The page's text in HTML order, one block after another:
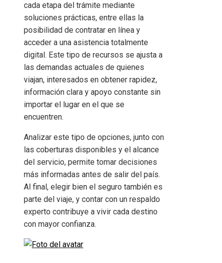
cada etapa del trámite mediante
soluciones prácticas, entre ellas la
posibilidad de contratar en línea y
acceder a una asistencia totalmente
digital. Este tipo de recursos se ajusta a
las demandas actuales de quienes
viajan, interesados en obtener rapidez,
información clara y apoyo constante sin
importar el lugar en el que se
encuentren.
Analizar este tipo de opciones, junto con
las coberturas disponibles y el alcance
del servicio, permite tomar decisiones
más informadas antes de salir del país.
Al final, elegir bien el seguro también es
parte del viaje, y contar con un respaldo
experto contribuye a vivir cada destino
con mayor confianza.